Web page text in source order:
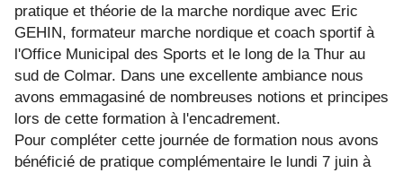
pratique et théorie de la marche nordique avec Eric
GEHIN, formateur marche nordique et coach sportif à
l'Office Municipal des Sports et le long de la Thur au
sud de Colmar. Dans une excellente ambiance nous
avons emmagasiné de nombreuses notions et principes
lors de cette formation à l'encadrement.
Pour compléter cette journée de formation nous avons
bénéficié de pratique complémentaire le lundi 7 juin à